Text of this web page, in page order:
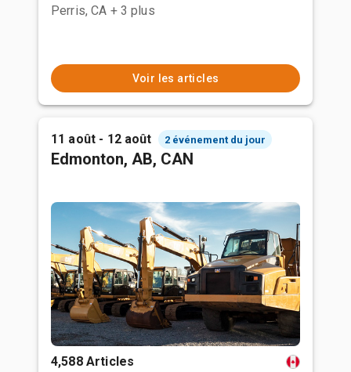
Perris, CA + 3 plus
Voir les articles
11 août - 12 août 2 événement du jour
Edmonton, AB, CAN
4,588 Articles